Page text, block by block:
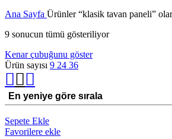
Ana Sayfa Ürünler “klasik tavan paneli”
9 sonucun tümü gösteriliyor
Kenar çubuğunu göster
Ürün sayısı 9 24 36
Sepete Ekle
Favorilere ekle